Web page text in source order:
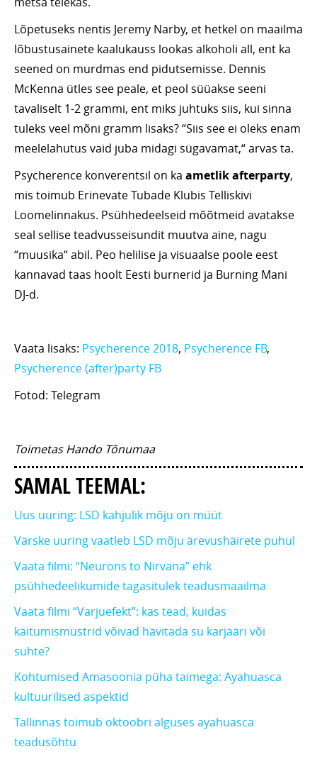
Lõpetuseks nentis Jeremy Narby, et hetkel on maailma
lõbustusainete kaalukauss lookas alkoholi all, ent ka
seened on murdmas end pidutsemisse. Dennis
McKenna ütles see peale, et peol süüakse seeni
tavaliselt 1-2 grammi, ent miks juhtuks siis, kui sinna
tuleks veel mõni gramm lisaks? “Siis see ei oleks enam
meelelahutus vaid juba midagi sügavamat,“ arvas ta.
Psycherence konverentsil on ka ametlik afterparty,
mis toimub Erinevate Tubade Klubis Telliskivi
Loomelinnakus. Psühhedeelseid mõõtmeid avatakse
seal sellise teadvusseisundit muutva aine, nagu
“muusika“ abil. Peo helilise ja visuaalse poole eest
kannavad taas hoolt Eesti burnerid ja Burning Mani
DJ-d.
Vaata lisaks: Psycherence 2018, Psycherence FB,
Psycherence (after)party FB
Fotod: Telegram
Toimetas Hando Tõnumaa
SAMAL TEEMAL:
Uus uuring: LSD kahjulik mõju on müüt
Värske uuring vaatleb LSD mõju ärevushäirete puhul
Vaata filmi: “Neurons to Nirvana” ehk
psühhedeelikumide tagasitulek teadusmaailma
Vaata filmi “Varjuefekt”: kas tead, kuidas
käitumismustrid võivad hävitada su karjääri või
suhte?
Kohtumised Amasoonia püha taimega: Ayahuasca
kultuurilised aspektid
Tallinnas toimub oktoobri alguses ayahuasca
teadusõhtu